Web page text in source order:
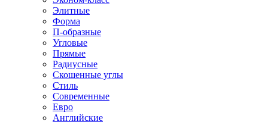
Элитные
Форма
П-образные
Угловые
Прямые
Радиусные
Скошенные углы
Стиль
Современные
Евро
Английские